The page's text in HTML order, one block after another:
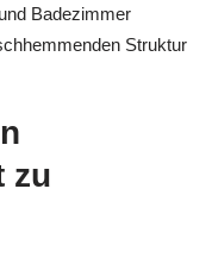
Badezimmer
Struktur
zu